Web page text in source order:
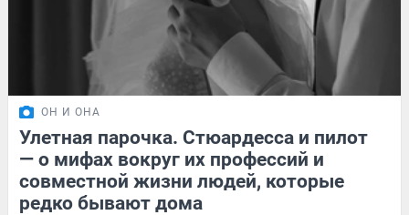
ОН И ОНА
Улетная парочка. Стюардесса и пилот
— о мифах вокруг их профессий и
совместной жизни людей, которые
редко бывают дома